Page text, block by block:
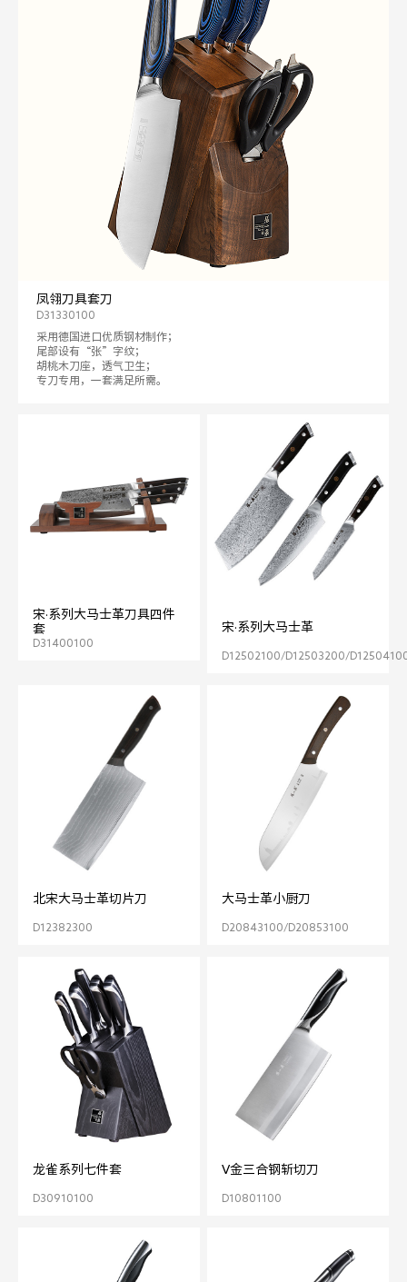
凤翎刀具套刀
D31330100
采用德国进口优质钢材制作；
尾部设有“张”字纹；
胡桃木刀座，透气卫生；
专刀专用，一套满足所需。
宋·系列大马士革刀具四件
套
D31400100
宋·系列大马士革
D12502100/D12503200/
北宋大马士革切片刀
D12382300
大马士革小厨刀
D20843100/D20853100
龙雀系列七件套
D30910100
V金三合钢斩切刀
D10801100